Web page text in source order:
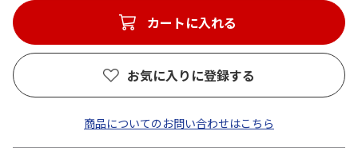
カートに入れる
お気に入りに登録する
商品についてのお問い合わせはこちら